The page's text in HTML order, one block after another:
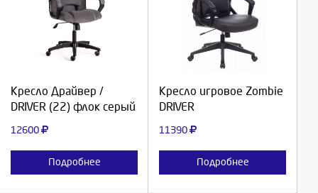
Кресло Драйвер /
DRIVER (22) флок серый
12600
Подробнее
Выберите количество:
Отмена
Кресло игровое Zombie
DRIVER
11390
Подробнее
Выберите количество: